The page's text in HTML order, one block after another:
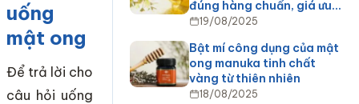
uống
mật ong
Để trả lời cho
câu hỏi uống
đúng hàng chuẩn, giá ưu…
19/08/2025
Bật mí công dụng của mật
ong manuka tinh chất
vàng từ thiên nhiên
18/08/2025